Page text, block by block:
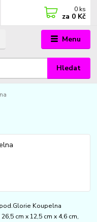
Menu
Hledat
0 ks
za 0 Kč
Koupelna
cm x 12,5 cm x 4,6 cm,